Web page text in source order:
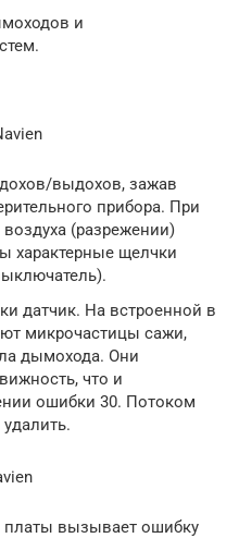
и
выдохов, зажав
прибора. При
(разрежении)
щелчки
датчик. На встроенной в
микрочастицы сажи,
дымохода. Они
что и
ошибки 30. Потоком
платы вызывает ошибку